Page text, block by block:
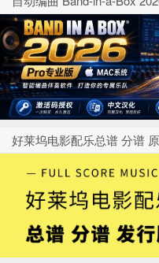
好莱坞电影配乐总谱 分谱